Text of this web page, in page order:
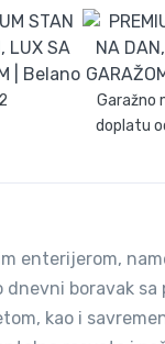
2
Garažno
doplatu
enterijerom,
boravak
kao i